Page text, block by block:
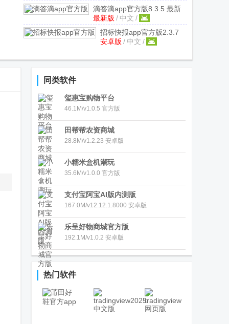
滴答滴app官方版8.3.5 最新
版
最新版 / 中文 /
招标快报app官方版2.3.7
安卓版
安卓版 / 中文 /
同类软件
玺惠宝购物平台
46.1M/v1.0.5 官方版
田帮帮农资商城
28.8M/v1.2.23 安卓版
小糯米盒机潮玩
35.6M/v1.0.0 官方版
支付宝阿宝AI版内测版
167.0M/v12.12.1.8000 安卓版
乐呈好物商城官方版
192.1M/v1.0.2 安卓版
热门软件